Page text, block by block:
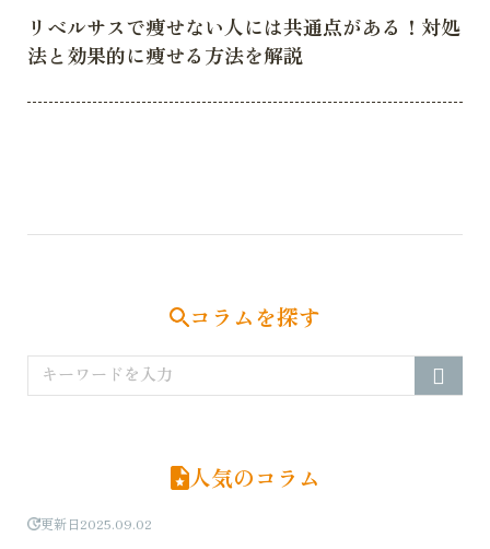
リベルサスで痩せない人には共通点がある！対処
法と効果的に痩せる方法を解説
コラムを探す
人気のコラム
更新日2025.09.02